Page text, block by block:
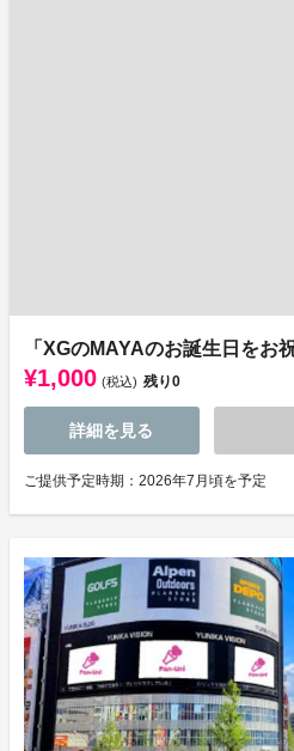
「XGのMAYAのお誕生日をお
¥1,000 (税込) 残り0
詳細を見る
ご提供予定時期：2026年7月頃を予定